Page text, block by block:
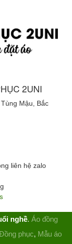
2UNI
Mậu, Bắc
liên hệ zalo
nghề. Áo đồng
phục, Mẫu áo